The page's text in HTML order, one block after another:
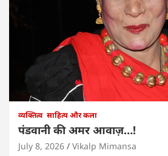
व्यक्तित्व साहित्य और कला
पंडवानी की अमर आवाज़…!
July 8, 2026 Vikalp Mimansa